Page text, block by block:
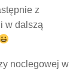
z
w dalszą
noclegowej w